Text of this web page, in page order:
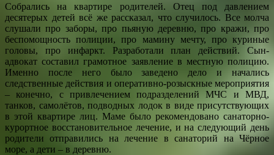
Собрались на квартире родителей. Отец под давлением
десятерых детей всё же рассказал, что случилось. Все молча
слушали про заборы, про пьяную деревню, про кражи, про
беспомощность полиции, про мамину мечту, про куриные
головы, про инфаркт. Разработали план действий. Сын-
адвокат составил грамотное заявление в местную полицию.
Именно после него было заведено дело и начались
следственные действия и оперативно-розыскные мероприятия
– конечно, с привлечением подразделений МЧС и МВД,
танков, самолётов, подводных лодок в виде присутствующих
в этой квартире лиц. Маме было рекомендовано санаторно-
курортное восстановительное лечение, и на следующий день
родители отправились на лечение в санаторий на Чёрное
море, а дети – в деревню.